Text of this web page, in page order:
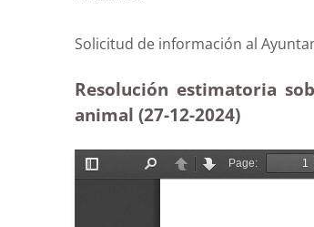
Solicitud de información al
Resolución estimatoria
animal (27-12-2024)